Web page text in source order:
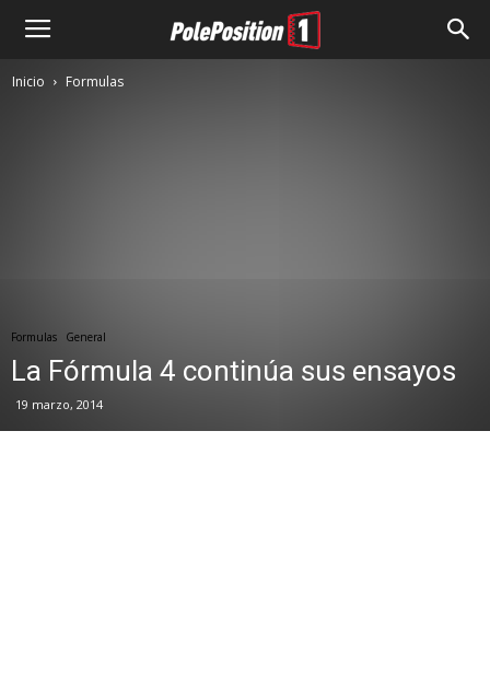
Inicio Formulas
Formulas General
La Fórmula 4 continúa sus ensayos
19 marzo, 2014